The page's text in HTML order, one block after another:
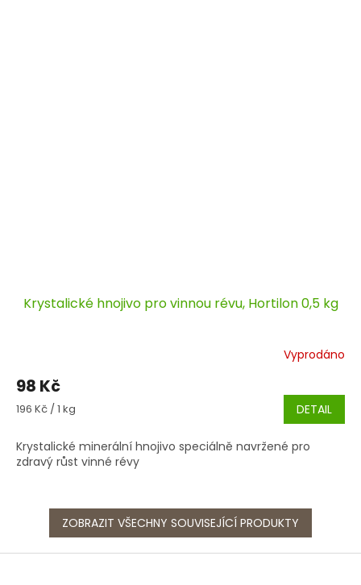
Krystalické hnojivo pro vinnou révu, Hortilon 0,5 kg
Vyprodáno
98 Kč
Měrná
196 Kč / 1 kg DETAIL
Krystalické minerální hnojivo speciálně navržené pro
zdravý růst vinné révy
ZOBRAZIT VŠECHNY SOUVISEJÍCÍ PRODUKTY
Z